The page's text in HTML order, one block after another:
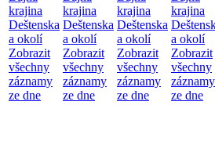
krajina
Deštenska
a okolí
Zobrazit
všechny
záznamy
ze dne
krajina
Deštenska
a okolí
Zobrazit
všechny
záznamy
ze dne
krajina
Deštenska
a okolí
Zobrazit
všechny
záznamy
ze dne
krajina
a okolí
Zobrazit
všechny
záznamy
ze dne